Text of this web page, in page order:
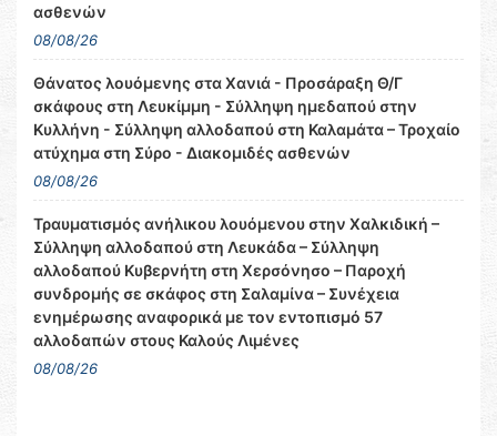
ασθενών
08/08/26
Θάνατος λουόμενης στα Χανιά - Προσάραξη Θ/Γ
σκάφους στη Λευκίμμη - Σύλληψη ημεδαπού στην
Κυλλήνη - Σύλληψη αλλοδαπού στη Καλαμάτα – Τροχαίο
ατύχημα στη Σύρο - Διακομιδές ασθενών
08/08/26
Τραυματισμός ανήλικου λουόμενου στην Χαλκιδική –
Σύλληψη αλλοδαπού στη Λευκάδα – Σύλληψη
αλλοδαπού Κυβερνήτη στη Χερσόνησο – Παροχή
συνδρομής σε σκάφος στη Σαλαμίνα – Συνέχεια
ενημέρωσης αναφορικά με τον εντοπισμό 57
αλλοδαπών στους Καλούς Λιμένες
08/08/26